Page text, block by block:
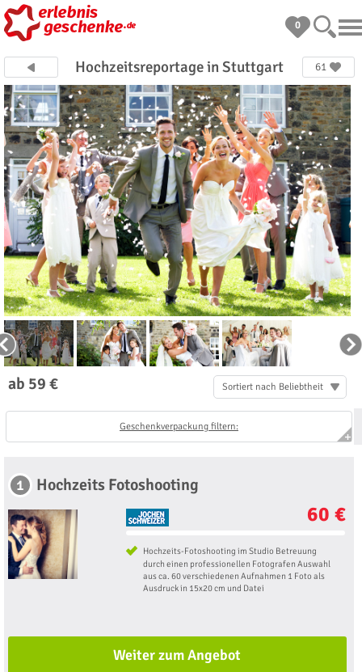
0
Hochzeitsreportage in Stuttgart 61
ab 59 € Sortiert nach Beliebtheit
Geschenkverpackung filtern:
1 Hochzeits Fotoshooting
60 €
Hochzeits-Fotoshooting im Studio Betreuung
durch einen professionellen Fotografen Auswahl
aus ca. 60 verschiedenen Aufnahmen 1 Foto als
Ausdruck in 15x20 cm und Datei
Weiter zum Angebot